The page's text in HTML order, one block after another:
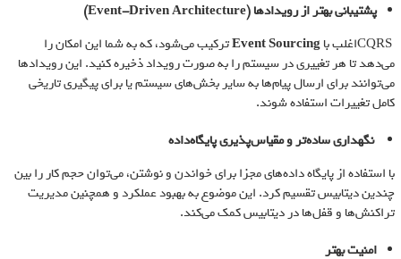
پشتیبانی بهتر از رویدادها(Event-Driven Architecture)
Event Sourcingترکیب می‌شود، که به شما این امکان را
می‌دهد تا هر تغییری در سیستم را به صورت رویداد ذخیره کنید. این رویدادها
می‌توانند برای ارسال پیام‌ها به سایر بخش‌های سیستم یا برای پیگیری تاریخی
کامل تغییرات استفاده شوند.
نگهداری ساده‌تر و مقیاس‌پذیری پایگاه‌داده
با استفاده از پایگاه داده‌های مجزا برای خواندن و نوشتن، می‌توان حجم کار را بین
چندین دیتابیس تقسیم کرد. این موضوع به بهبود عملکرد و همچنین مدیریت
تراکنش‌ها و قفل‌ها در دیتابیس کمک می‌کند.
امنیت بهتر